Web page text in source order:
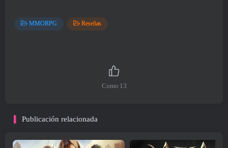
MMORPG Reseñas
Como 13
Publicación relacionada